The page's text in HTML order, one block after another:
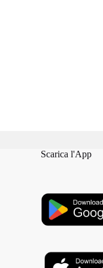
Scarica l'App